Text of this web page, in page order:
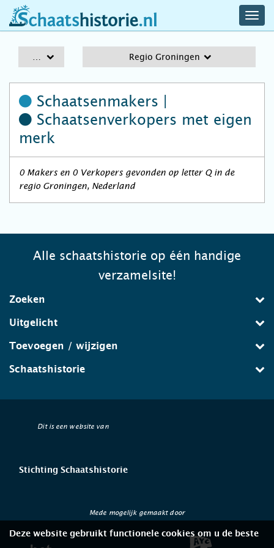
schaatshistorie.nl
Regio Groningen
Schaatsenmakers |
Schaatsenverkopers met eigen
merk
0 Makers en 0 Verkopers gevonden op letter Q in de
regio Groningen, Nederland
Alle schaatshistorie op één handige
verzamelsite!
Zoeken
Uitgelicht
Toevoegen / wijzigen
Schaatshistorie
Dit is een website van
Stichting Schaatshistorie
Mede mogelijk gemaakt door
Deze website gebruikt functionele cookies om u de beste